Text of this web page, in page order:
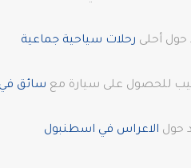
حول أحلى رحلات سياحية جماعية
للحصول على سيارة مع سائق في
حول الاعراس في اسطنبول